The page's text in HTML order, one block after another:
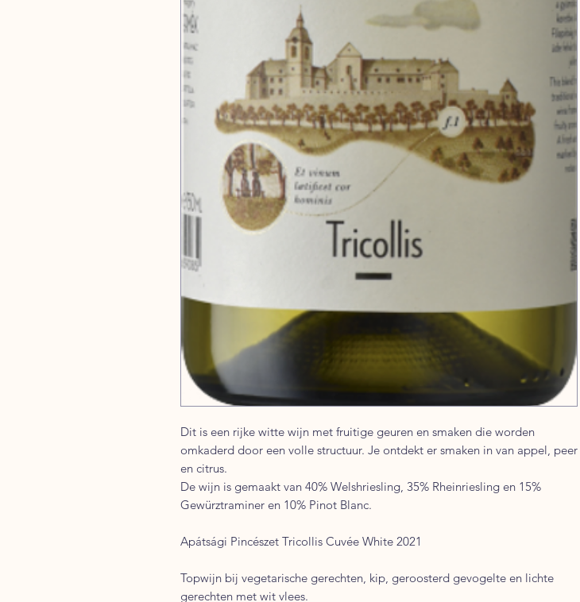
Dit is een rijke witte wijn met fruitige geuren en smaken die worden
omkaderd door een volle structuur. Je ontdekt er smaken in van appel, peer
en citrus.
De wijn is gemaakt van 40% Welshriesling, 35% Rheinriesling en 15%
Gewürztraminer en 10% Pinot Blanc.
Apátsági Pincészet Tricollis Cuvée White 2021
Topwijn bij vegetarische gerechten, kip, geroosterd gevogelte en lichte
gerechten met wit vlees.